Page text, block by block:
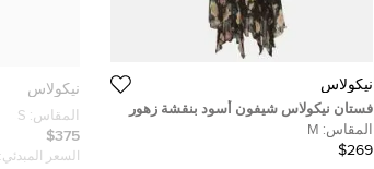
نيكولاس
فستان نيكولاس شيفون أسود بنقشة زهور
بكشكش ماكسي مقاس متوسط
المقاس: M
$269
نيكولاس
المقاس: S
$375
السعر المبدئي: